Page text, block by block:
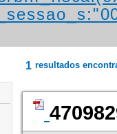
1 resultados